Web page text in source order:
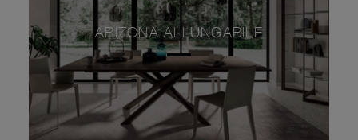
ARIZONA ALLUNGABILE